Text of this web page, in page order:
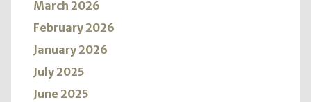
March 2026
February 2026
January 2026
July 2025
June 2025